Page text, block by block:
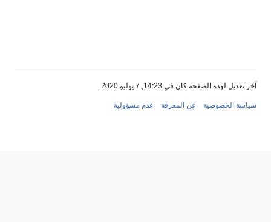
آخر تعديل لهذه الصفحة كان في 14:23, 7 يوليو 2020.
سياسة الخصوصية عن المعرفة عدم مسؤولية